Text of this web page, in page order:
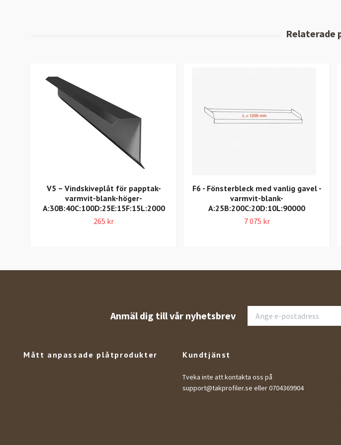
V5 – Vindskiveplåt för papptak-
varmvit-blank-höger-
A:30B:40C:100D:25E:15F:15L:2000
265 kr
F6 - Fönsterbleck med vanlig gavel -
varmvit-blank-
A:25B:200C:20D:10L:90000
7 075 kr
Anmäl dig till vår nyhetsbrev
Mått anpassade plåtprodukter Kundtjänst
Tveka inte att kontakta oss på
support@takprofiler.se eller 0704369904